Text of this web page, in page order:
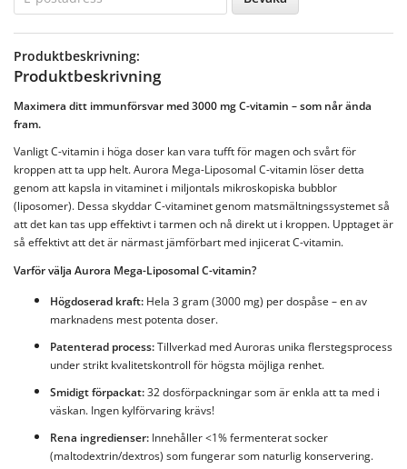
Produktbeskrivning:
Produktbeskrivning
Maximera ditt immunförsvar med 3000 mg C-vitamin – som når ända
fram.
Vanligt C-vitamin i höga doser kan vara tufft för magen och svårt för
kroppen att ta upp helt. Aurora Mega-Liposomal C-vitamin löser detta
genom att kapsla in vitaminet i miljontals mikroskopiska bubblor
(liposomer). Dessa skyddar C-vitaminet genom matsmältningssystemet så
att det kan tas upp effektivt i tarmen och nå direkt ut i kroppen. Upptaget är
så effektivt att det är närmast jämförbart med injicerat C-vitamin.
Varför välja Aurora Mega-Liposomal C-vitamin?
Högdoserad kraft: Hela 3 gram (3000 mg) per dospåse – en av
marknadens mest potenta doser.
Patenterad process:Tillverkad med Auroras unika flerstegsprocess
under strikt kvalitetskontroll för högsta möjliga renhet.
Smidigt förpackat:32 dosförpackningar som är enkla att ta med i
väskan. Ingen kylförvaring krävs!
Rena ingredienser: Innehåller <1% fermenterat socker
(maltodextrin/dextros) som fungerar som naturlig konservering.